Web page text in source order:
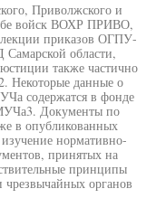
Приволжского и
войск ВОХР ПРИВО,
приказов ОГПУ-
области,
также частично
Некоторые данные о
содержатся в фонде
Документы по
в опубликованных
нормативно-
принятых на
принципы
чрезвычайных органов